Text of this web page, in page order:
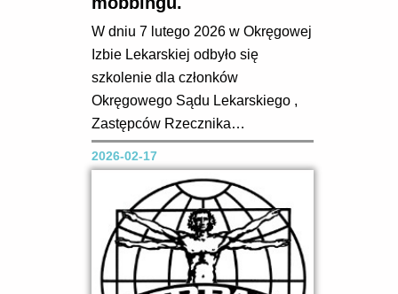
W dniu 7 lutego 2026 w Okręgowej
Izbie Lekarskiej odbyło się
szkolenie dla członków
Okręgowego Sądu Lekarskiego ,
Zastępców Rzecznika
Odpowiedzialności Zawodowej i
Członków Okręgowej Rady
Lekarskiej na temat technik
erystycznych , manipulacyjnych i
mobbingu. Wykład przeprowadziła
psycholog Alicja Baranowska z
Firmy ,, Pasja Pracy i Rozwoju’’....
2026-02-17